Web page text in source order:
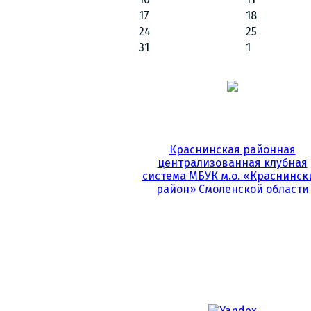
17
18
24
25
31
1
Краснинская районная
централизованная клубная
система МБУК м.о.
район» Смоленской области